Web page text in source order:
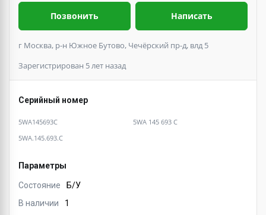
Позвонить Написать
г Москва, р-н Южное Бутово, Чечёрский пр-д, влд 5
Зарегистрирован 5 лет назад
Серийный номер
5WA145693C
5WA 145 693 C
5WA.145.693.C
Параметры
Состояние
Б/У
В наличии
1